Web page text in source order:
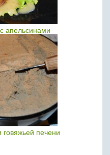
апельсинами
говяжьей печени